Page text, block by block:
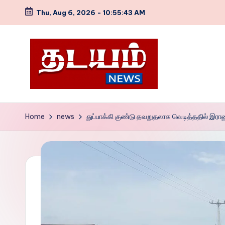
Skip
Thu, Aug 6, 2026 - 10:55:44 AM
T
h
d
WEB
Home news துப்பாக்கி குண்டு தவறுதலாக வெடித்ததில்